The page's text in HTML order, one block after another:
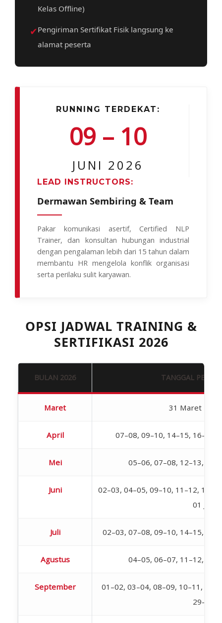
Kelas Offline)
✔Pengiriman Sertifikat Fisik langsung ke
alamat peserta
RUNNING TERDEKAT:
09 – 10
JUNI 2026
LEAD INSTRUCTORS:
Dermawan Sembiring & Team
Pakar komunikasi asertif, Certified NLP
Trainer, dan konsultan hubungan industrial
dengan pengalaman lebih dari 15 tahun dalam
membantu HR mengelola konflik organisasi
serta perilaku sulit karyawan.
OPSI JADWAL TRAINING &
SERTIFIKASI 2026
BULAN 2026 TANGGAL
Maret 31 Maret – 01
April 07–08, 09–10, 14–15, 16–17,
Mei 05–06, 07–08, 12–13,
Juni
02–03, 04–05, 09–10, 11–12,
01 Juli
Juli 02–03, 07–08, 09–10, 14–15,
Agustus 04–05, 06–07, 11–12,
September
01–02, 03–04, 08–09, 10–11,
29–30